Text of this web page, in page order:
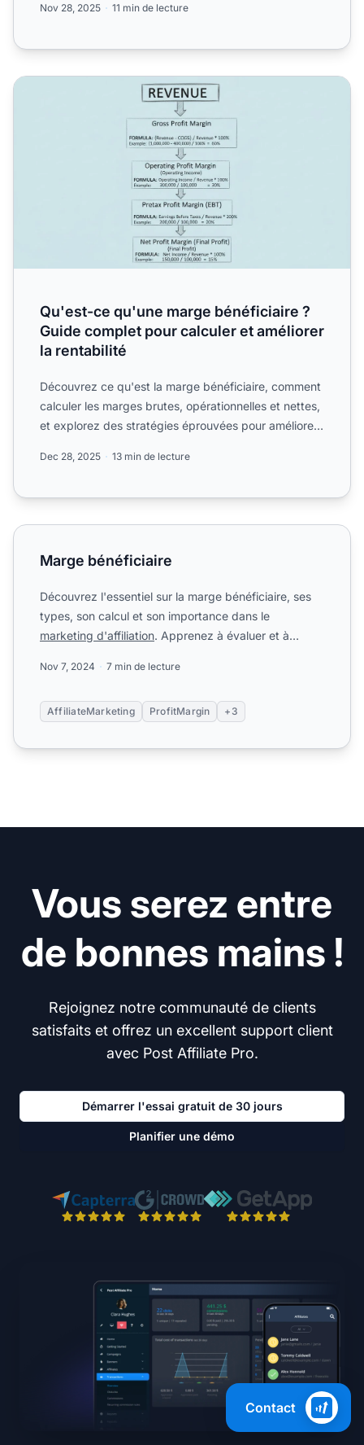
Nov 28, 2025 11 min de lecture
Qu'est-ce qu'une marge bénéficiaire ? Guide complet
Qu'est-ce qu'une marge bénéficiaire ?
Guide complet pour calculer et améliorer
la rentabilité
Découvrez ce qu'est la marge bénéficiaire, comment
calculer les marges brutes, opérationnelles et nettes,
et explorez des stratégies éprouvées pour améliorer
Dec 28, 2025 13 min de lecture
Marge bénéficiaire
Marge bénéficiaire
Découvrez l'essentiel sur la marge bénéficiaire, ses
types, son calcul et son importance dans le
marketing d'affiliation. Apprenez à évaluer et à
Nov 7, 2024 7 min de lecture
AffiliateMarketing ProfitMargin +3
Vous serez entre
de bonnes mains !
Rejoignez notre communauté de clients
satisfaits et offrez un excellent support client
avec Post Affiliate Pro.
Démarrer l'essai gratuit de 30 jours
Planifier une démo
Contact